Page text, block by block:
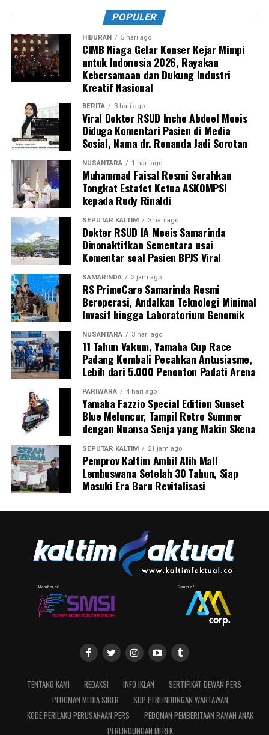
POPULER
HIBURAN 5 hari ago
CIMB Niaga Gelar Konser Kejar Mimpi
untuk Indonesia 2026, Rayakan
Kebersamaan dan Dukung Industri
Kreatif Nasional
BERITA 3 hari ago
Viral Dokter RSUD Inche Abdoel Moeis
Diduga Komentari Pasien di Media
Sosial, Nama dr. Renanda Jadi Sorotan
NUSANTARA 1 hari ago
Muhammad Faisal Resmi Serahkan
Tongkat Estafet Ketua ASKOMPSI
kepada Rudy Rinaldi
SEPUTAR KALTIM 3 hari ago
Dokter RSUD IA Moeis Samarinda
Dinonaktifkan Sementara usai
Komentar soal Pasien BPJS Viral
SAMARINDA 2 jam ago
RS PrimeCare Samarinda Resmi
Beroperasi, Andalkan Teknologi Minimal
Invasif hingga Laboratorium Genomik
NUSANTARA 3 hari ago
11 Tahun Vakum, Yamaha Cup Race
Padang Kembali Pecahkan Antusiasme,
Lebih dari 5.000 Penonton Padati Arena
PARIWARA 4 hari ago
Yamaha Fazzio Special Edition Sunset
Blue Meluncur, Tampil Retro Summer
dengan Nuansa Senja yang Makin Skena
SEPUTAR KALTIM 21 jam ago
Pemprov Kaltim Ambil Alih Mall
Lembuswana Setelah 30 Tahun, Siap
Masuki Era Baru Revitalisasi
TENTANG KAMI REDAKSI INFO IKLAN
SERTIFIKAT DEWAN PERS
PEDOMAN MEDIA SIBER
SOP PERLINDUNGAN WARTAWAN
KODE PERILAKU PERUSAHAAN PERS
PEDOMAN PEMBERITAAN RAMAH ANAK
PERLINDUNGAN MEREK